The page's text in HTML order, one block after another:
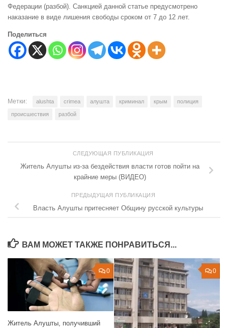
Федерации (разбой). Санкцией данной статье предусмотрено
наказание в виде лишения свободы сроком от 7 до 12 лет.
Поделиться
Метки: alushta crimea алушта криминал крым полиция
происшествия разбой
СЛЕДУЮЩАЯ ПУБЛИКАЦИЯ
Житель Алушты из-за бездействия власти готов пойти на
крайние меры (ВИДЕО)
ПРЕДЫДУЩАЯ ПУБЛИКАЦИЯ
Власть Алушты притесняет Общину русской культуры
ВАМ МОЖЕТ ТАКЖЕ ПОНРАВИТЬСЯ...
0
Житель Алушты, получивший
0